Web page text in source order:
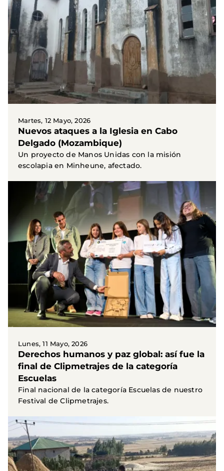
Martes, 12 Mayo, 2026
Nuevos ataques a la Iglesia en Cabo
Delgado (Mozambique)
Un proyecto de Manos Unidas con la misión
escolapia en Minheune, afectado.
Lunes, 11 Mayo, 2026
Derechos humanos y paz global: así fue la
final de Clipmetrajes de la categoría
Escuelas
Final nacional de la categoría Escuelas de nuestro
Festival de Clipmetrajes.